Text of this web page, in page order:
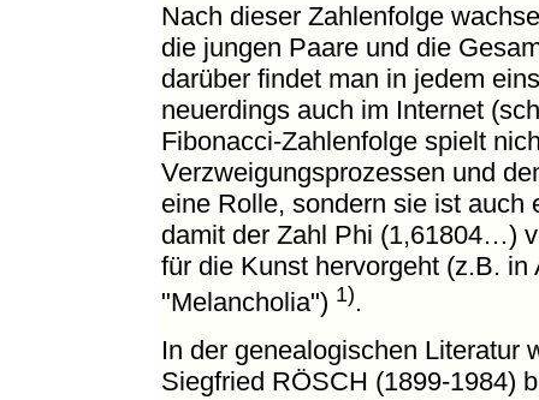
Nach dieser Zahlenfolge
die jungen Paare und die
darüber findet man in jedem
neuerdings auch im Internet
Fibonacci-Zahlenfolge spielt
Verzweigungsprozessen und
eine Rolle, sondern sie ist auch
damit der Zahl Phi (1,61804…)
für die Kunst hervorgeht (z.B.
"Melancholia") 1).
In der genealogischen Literatur
Siegfried RÖSCH (1899-1984)